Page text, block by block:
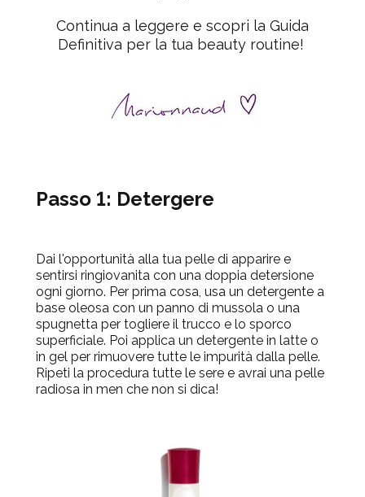
Continua a leggere e scopri la Guida
Definitiva per la tua beauty routine!
Passo 1: Detergere
Dai l'opportunità alla tua pelle di apparire e
sentirsi ringiovanita con una doppia detersione
ogni giorno. Per prima cosa, usa un detergente a
base oleosa con un panno di mussola o una
spugnetta per togliere il trucco e lo sporco
superficiale. Poi applica un detergente in latte o
in gel per rimuovere tutte le impurità dalla pelle.
Ripeti la procedura tutte le sere e avrai una pelle
radiosa in men che non si dica!